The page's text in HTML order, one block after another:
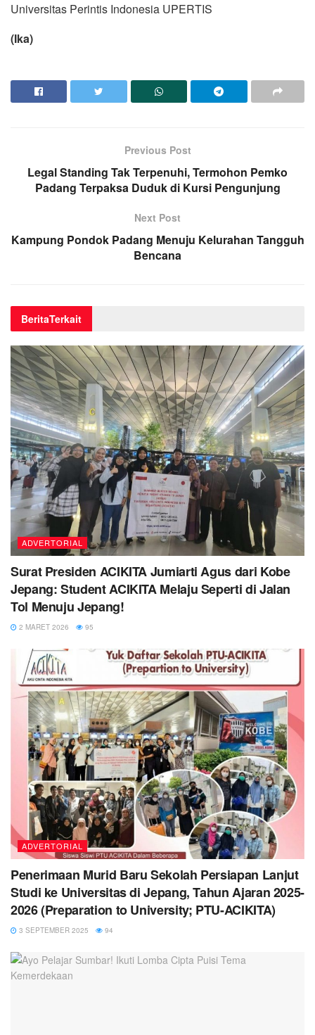
Universitas Perintis Indonesia UPERTIS
(Ika)
Previous Post
Legal Standing Tak Terpenuhi, Termohon Pemko
Padang Terpaksa Duduk di Kursi Pengunjung
Next Post
Kampung Pondok Padang Menuju Kelurahan Tangguh
Bencana
BeritaTerkait
ADVERTORIAL
Surat Presiden ACIKITA Jumiarti Agus dari Kobe
Jepang: Student ACIKITA Melaju Seperti di Jalan
Tol Menuju Jepang!
2 MARET 2026 95
ADVERTORIAL
Penerimaan Murid Baru Sekolah Persiapan Lanjut
Studi ke Universitas di Jepang, Tahun Ajaran 2025-
2026 (Preparation to University; PTU-ACIKITA)
3 SEPTEMBER 2025 94